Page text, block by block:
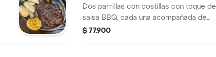
Dos parrillas con costillas con toque de
salsa BBQ, cada una acompañada de
chorizo argentino, papas en casco
$ 77.900